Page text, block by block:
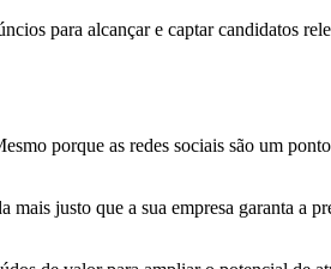
para alcançar e captar candidatos
porque as redes sociais são um
justo que a sua empresa garanta a